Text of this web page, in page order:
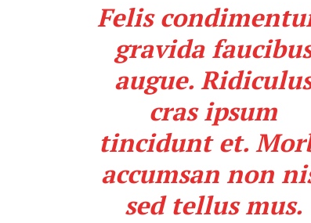
Felis
gravida
augue.
cras ipsum
tincidunt et.
accumsan non
sed tellus mus.